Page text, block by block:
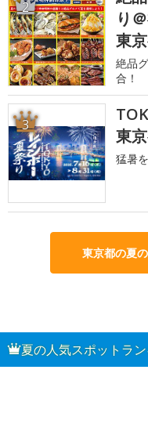
2
り
東
絶品
合！
3
東
猛暑
東京都の夏
夏の人気スポットラン